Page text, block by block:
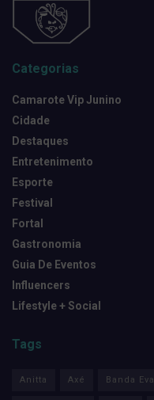
Categorias
Camarote Vip Junino
Cidade
Destaques
Entretenimento
Esporte
Festival
Fortal
Gastronomia
Guia De Eventos
Influencers
Lifestyle + Social
Tags
Anitta Axé Banda Eva